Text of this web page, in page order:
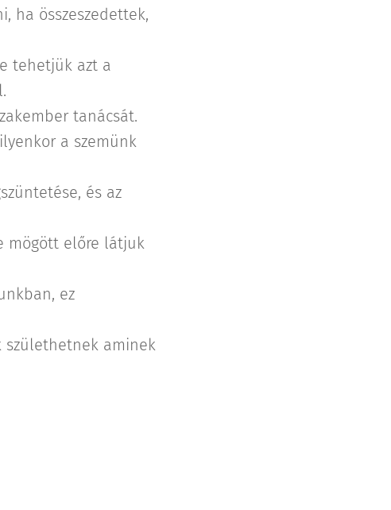
ha összeszedettek,
tehetjük azt a
tanácsát.
a szemünk
és az
mögött előre látjuk
ez
születhetnek aminek